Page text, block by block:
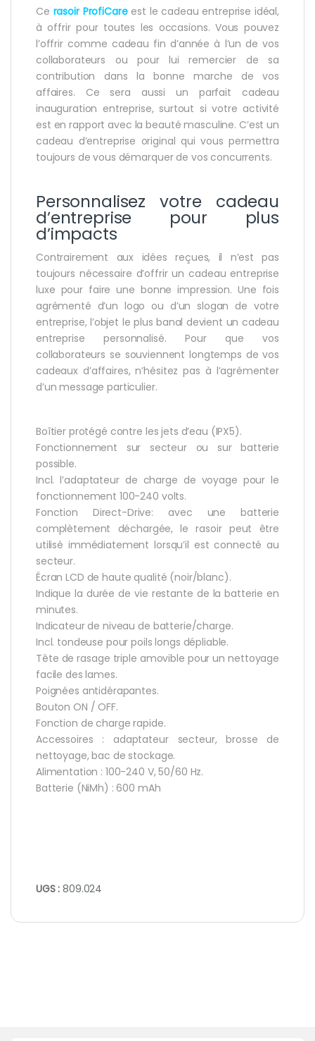
Ce rasoir ProfiCareest le cadeau entreprise idéal,
à offrir pour toutes les occasions. Vous pouvez
l’offrir comme cadeau fin d’année à l’un de vos
collaborateurs ou pour lui remercier de sa
contribution dans la bonne marche de vos
affaires. Ce sera aussi un parfait cadeau
inauguration entreprise, surtout si votre activité
est en rapport avec la beauté masculine. C’est un
cadeau d’entreprise original qui vous permettra
toujours de vous démarquer de vos concurrents.
Personnalisez votre cadeau
d’entreprise pour plus
d’impacts
Contrairement aux idées reçues, il n’est pas
toujours nécessaire d’offrir un cadeau entreprise
luxe pour faire une bonne impression. Une fois
agrémenté d’un logo ou d’un slogan de votre
entreprise, l’objet le plus banal devient un cadeau
entreprise personnalisé. Pour que vos
collaborateurs se souviennent longtemps de vos
cadeaux d’affaires, n’hésitez pas à l’agrémenter
d’un message particulier.
Boîtier protégé contre les jets d’eau (IPX5).
Fonctionnement sur secteur ou sur batterie
possible.
Incl. l’adaptateur de charge de voyage pour le
fonctionnement 100-240 volts.
Fonction Direct-Drive: avec une batterie
complètement déchargée, le rasoir peut être
utilisé immédiatement lorsqu’il est connecté au
secteur.
Écran LCD de haute qualité (noir/blanc).
Indique la durée de vie restante de la batterie en
minutes.
Indicateur de niveau de batterie/charge.
Incl. tondeuse pour poils longs dépliable.
Tête de rasage triple amovible pour un nettoyage
facile des lames.
Poignées antidérapantes.
Bouton ON / OFF.
Fonction de charge rapide.
Accessoires : adaptateur secteur, brosse de
nettoyage, bac de stockage.
Alimentation : 100-240 V, 50/60 Hz.
Batterie (NiMh) : 600 mAh
UGS :809.024